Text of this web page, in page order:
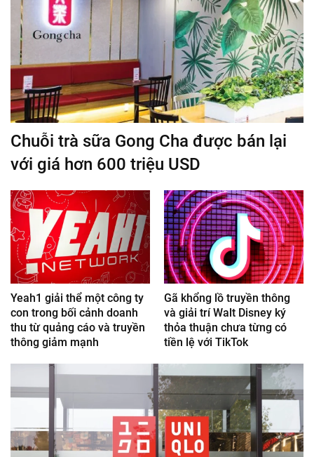
Chuỗi trà sữa Gong Cha được bán lại
với giá hơn 600 triệu USD
Yeah1 giải thể một công ty
con trong bối cảnh doanh
thu từ quảng cáo và truyền
thông giảm mạnh
Gã khổng lồ truyền thông
và giải trí Walt Disney ký
thỏa thuận chưa từng có
tiền lệ với TikTok